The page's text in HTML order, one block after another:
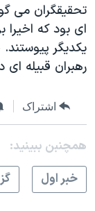
تحقیقگران می
ای بود که اخیرا
یکدیگر
رهبران قبیله
اشتراک
همچنبن ببینید:
خبر اول